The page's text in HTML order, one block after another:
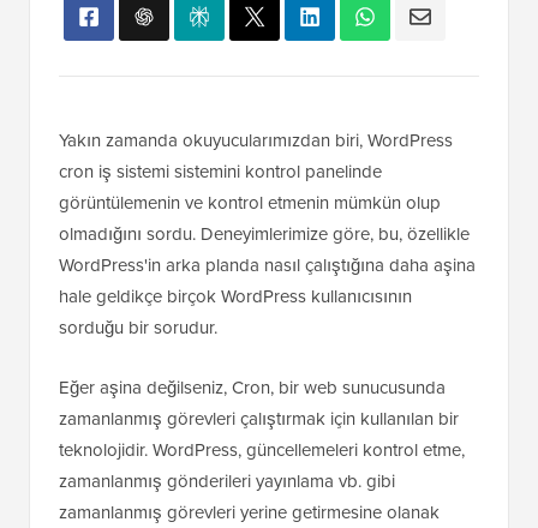
Yakın zamanda okuyucularımızdan biri, WordPress
cron iş sistemi sistemini kontrol panelinde
görüntülemenin ve kontrol etmenin mümkün olup
olmadığını sordu. Deneyimlerimize göre, bu, özellikle
WordPress'in arka planda nasıl çalıştığına daha aşina
hale geldikçe birçok WordPress kullanıcısının
sorduğu bir sorudur.
Eğer aşina değilseniz, Cron, bir web sunucusunda
zamanlanmış görevleri çalıştırmak için kullanılan bir
teknolojidir. WordPress, güncellemeleri kontrol etme,
zamanlanmış gönderileri yayınlama vb. gibi
zamanlanmış görevleri yerine getirmesine olanak